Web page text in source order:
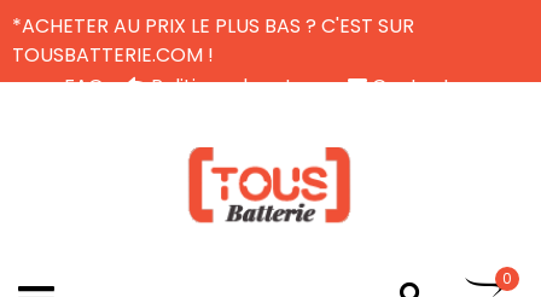
*ACHETER AU PRIX LE PLUS BAS ? C'EST SUR
TOUSBATTERIE.COM !
FAQ
Politique de retour
Contactez-nous
0